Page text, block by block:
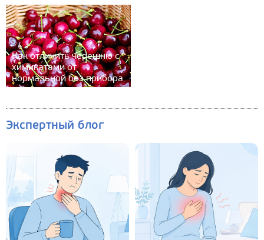
Как отличить черешню с
химикатами от
нормальной без прибора
Экспертный блог